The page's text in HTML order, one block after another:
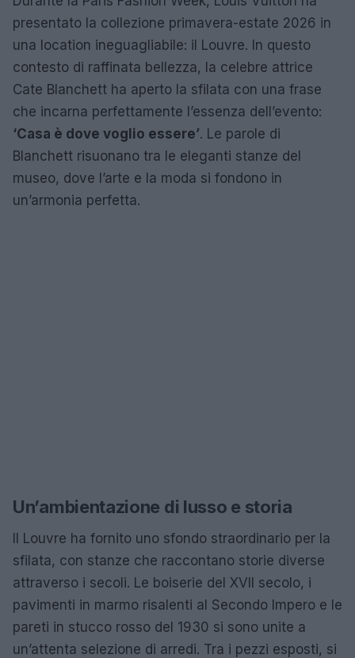
presentato la collezione primavera-estate 2026 in
una location ineguagliabile: il Louvre. In questo
contesto di raffinata bellezza, la celebre attrice
Cate Blanchett ha aperto la sfilata con una frase
che incarna perfettamente l’essenza dell’evento:
‘Casa è dove voglio essere’. Le parole di
Blanchett risuonano tra le eleganti stanze del
museo, dove l’arte e la moda si fondono in
un’armonia perfetta.
Un’ambientazione di lusso e storia
Il Louvre ha fornito uno sfondo straordinario per la
sfilata, con stanze che raccontano storie diverse
attraverso i secoli. Le boiserie del XVII secolo, i
pavimenti in marmo risalenti al Secondo Impero e le
pareti in stucco rosso del 1930 si sono unite a
un’attenta selezione di arredi. Tra i pezzi esposti, si